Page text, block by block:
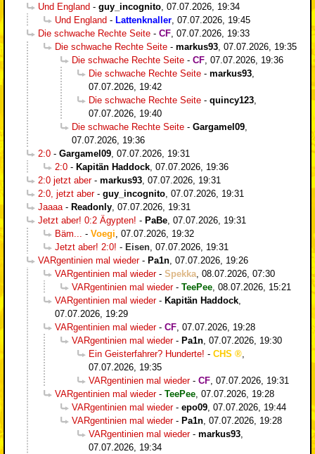
Und England - guy_incognito, 07.07.2026, 19:34
Und England - Lattenknaller, 07.07.2026, 19:45
Die schwache Rechte Seite - CF, 07.07.2026, 19:33
Die schwache Rechte Seite - markus93, 07.07.2026, 19:35
Die schwache Rechte Seite - CF, 07.07.2026, 19:36
Die schwache Rechte Seite - markus93,
07.07.2026, 19:42
Die schwache Rechte Seite - quincy123,
07.07.2026, 19:40
Die schwache Rechte Seite - Gargamel09,
07.07.2026, 19:36
2:0 - Gargamel09, 07.07.2026, 19:31
2:0 - Kapitän Haddock, 07.07.2026, 19:36
2:0 jetzt aber- markus93, 07.07.2026, 19:31
2:0, jetzt aber- guy_incognito, 07.07.2026, 19:31
Jaaaa- Readonly, 07.07.2026, 19:31
Jetzt aber! 0:2 Ägypten! - PaBe, 07.07.2026, 19:31
Bäm... - Voegi, 07.07.2026, 19:32
Jetzt aber! 2:0! - Eisen, 07.07.2026, 19:31
VARgentinien mal wieder- Pa1n, 07.07.2026, 19:26
VARgentinien mal wieder- Spekka, 08.07.2026, 07:30
VARgentinien mal wieder- TeePee, 08.07.2026, 15:21
VARgentinien mal wieder- Kapitän Haddock,
07.07.2026, 19:29
VARgentinien mal wieder- CF, 07.07.2026, 19:28
VARgentinien mal wieder- Pa1n, 07.07.2026, 19:30
Ein Geisterfahrer? Hunderte! - CHS
,
07.07.2026, 19:35
VARgentinien mal wieder- CF, 07.07.2026, 19:31
VARgentinien mal wieder- TeePee, 07.07.2026, 19:28
VARgentinien mal wieder- epo09, 07.07.2026, 19:44
VARgentinien mal wieder- Pa1n, 07.07.2026, 19:28
VARgentinien mal wieder- markus93,
07.07.2026, 19:34